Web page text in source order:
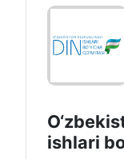
ishlаri